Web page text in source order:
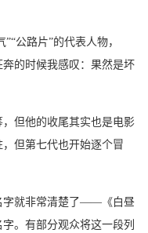
公路片”的代表人物，
奔的时候我感叹：果然是坏
但他的收尾其实也是电影
但第七代也开始逐个冒
字就非常清楚了——《白昼
。有部分观众将这一段列